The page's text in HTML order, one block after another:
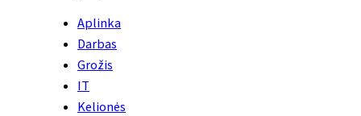
Aplinka
Darbas
Grožis
IT
Kelionės